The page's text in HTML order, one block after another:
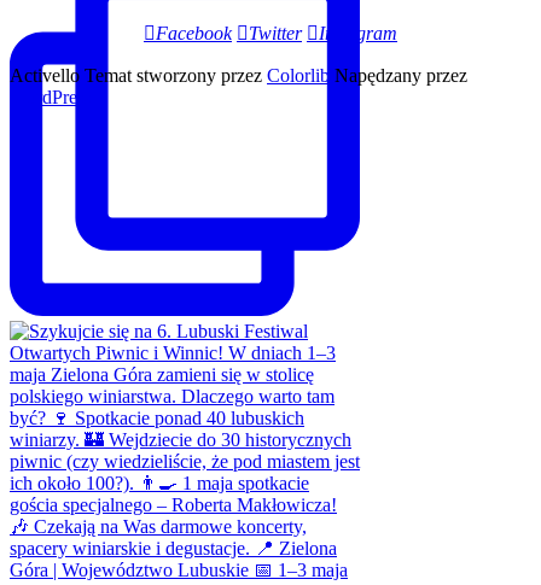
Facebook Twitter Instagram
Activello Temat stworzony przez Colorlib Napędzany przez
WordPress